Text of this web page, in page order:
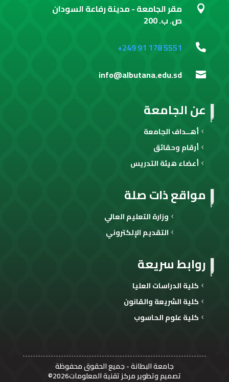
روابط سريعة
كلية الدراسات العليا
كلية الشريعة والقانون
كلية علوم الحاسوب
مواقع ذات صلة
وزارة التعليم العالي
التقديم الإلكتروني
عن الجامعة
أهــداف الجامعة
أرقام وحقائق
أعضاء هيئة التدريس
 مقر الجامعة - مدينة رفاعة السودان
ص. ب. 200

+249 91 178 5551

info@albutana.edu.sd
جامعة البطانة- جميع الحقوق محفوظة
تصميم وتطوير مركز تقنية المعلومات2026©